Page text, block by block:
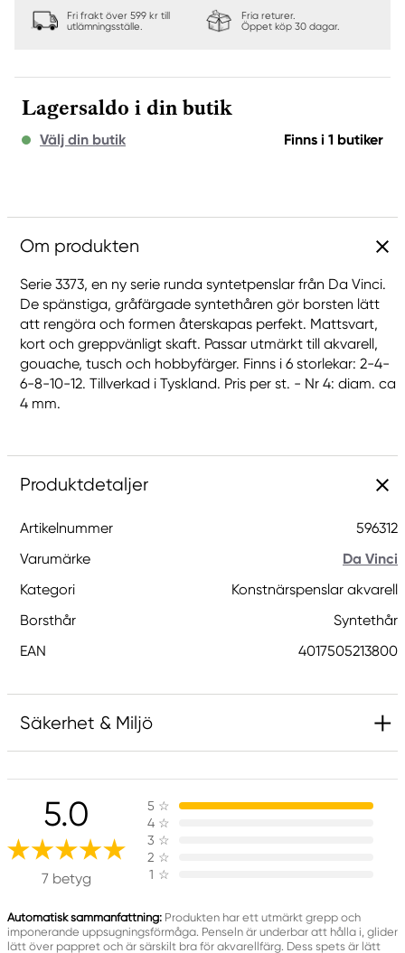
Fri frakt över 599 kr till
utlämningsställe.
Fria returer.
Öppet köp 30 dagar.
Lagersaldo i din butik
Välj din butik Finns i 1 butiker
Om produkten
Serie 3373, en ny serie runda syntetpenslar från Da Vinci.
De spänstiga, gråfärgade syntethåren gör borsten lätt
att rengöra och formen återskapas perfekt. Mattsvart,
kort och greppvänligt skaft. Passar utmärkt till akvarell,
gouache, tusch och hobbyfärger. Finns i 6 storlekar: 2-4-
6-8-10-12. Tillverkad i Tyskland. Pris per st. - Nr 4: diam. ca
4 mm.
Produktdetaljer
Artikelnummer
596312
Varumärke
Da Vinci
Kategori
Konstnärspenslar akvarell
Borsthår
Syntethår
EAN
4017505213800
Säkerhet & Miljö
Ansvarig EU
Da Vinci
da Vinci Künstlerpinselfabrik DEFET GmbH
Tillystrasse 39 - 41
90431 Nürnberg, Germany
+49911961280
5.0
7 betyg
5 ☆
4 ☆
3 ☆
2 ☆
1 ☆
Automatisk sammanfattning: Produkten har ett utmärkt grepp och
imponerande uppsugningsförmåga. Penseln är underbar att hålla i, glider
lätt över pappret och är särskilt bra för akvarellfärg. Dess spets är lätt